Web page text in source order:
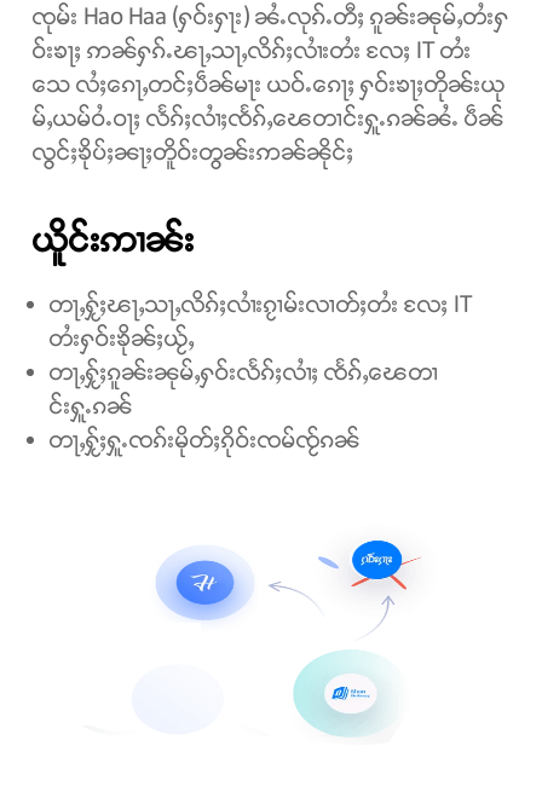
ၸုမ်း Hao Haa (ႁဝ်းႁႃး) ၼႆႉလုၵ်ႉတီႈ ၵူၼ်းၼုမ်ႇတႆးႁ
ဝ်းၶႃႈ ဢၼ်ႁၵ်ႉၽႃႇသႃႇလိၵ်ႈလၢႆးတႆး လႄႈ IT တႆး
သေ လႆႈၵေႃႇတင်ႈပဵၼ်မႃး ယဝ်ႉၵေႃႈ ႁဝ်းၶႃႈတိုၼ်းယု
မ်ႇယမ်ဝႆႉဝႃႈ လႅၵ်ႈလၢႆႈၸႅၵ်ႇၽေတၢင်းႁူႉၵၼ်ၼႆႉ ပဵၼ်
လွင်ႈၶိုပ်ႈၼႃႈတိူဝ်းတွၼ်းဢၼ်ၼိုင်ႈ
ယိူင်းဢၢၼ်း
တႃႇႁႂ်ႈၽႃႇသႃႇလိၵ်ႈလၢႆးၵႂၢမ်းလၢတ်ႈတႆး လႄႈ IT
တႆးႁဝ်းၶိုၼ်ႈယႂ်ႇ
တႃႇႁႂ်ႈၵူၼ်းၼုမ်ႇႁဝ်းလႅၵ်ႈလၢႆႈ ၸႅၵ်ႇၽေတၢ
င်းႁူႉၵၼ်
တႃႇႁႂ်ႈႁူႉၸၵ်းမိုတ်ႈၵိုဝ်းၸမ်ၸႂ်ၵၼ်